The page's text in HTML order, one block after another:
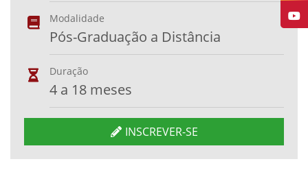
Modalidade
Pós-Graduação a Distância
Duração
4 a 18 meses
INSCREVER-SE